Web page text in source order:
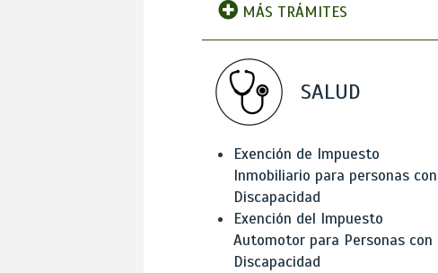
MÁS TRÁMITES
SALUD
Exención de Impuesto
Inmobiliario para personas con
Discapacidad
Exención del Impuesto
Automotor para Personas con
Discapacidad